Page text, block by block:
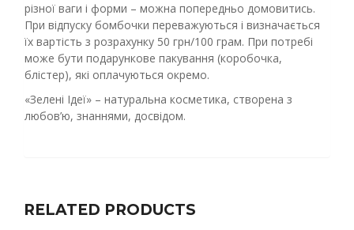
різної ваги і форми – можна попередньо домовитись.
При відпуску бомбочки переважуються і визначається
їх вартість з розрахунку 50 грн/100 грам. При потребі
може бути подарункове пакування (коробочка,
блістер), які оплачуються окремо.
«Зелені Ідеї» – натуральна косметика, створена з
любов’ю, знаннями, досвідом.
RELATED PRODUCTS